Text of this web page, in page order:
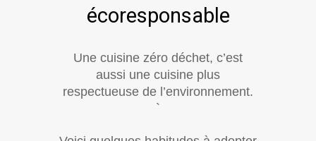
écoresponsable
Une cuisine zéro déchet, c’est
aussi une cuisine plus
respectueuse de l’environnement.
`